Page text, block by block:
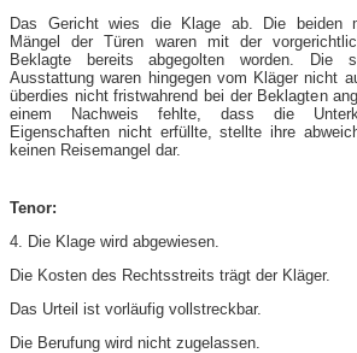
Das Gericht wies die Klage ab. Die beiden
Mängel der Türen waren mit der
Beklagte bereits abgegolten worden. Die
Ausstattung waren hingegen vom Kläger nicht
überdies nicht fristwahrend bei der Beklagten
einem Nachweis fehlte, dass die
Eigenschaften nicht erfüllte, stellte ihre
keinen Reisemangel dar.
Tenor:
4. Die Klage wird abgewiesen.
Die Kosten des Rechtsstreits trägt der Kläger.
Das Urteil ist vorläufig vollstreckbar.
Die Berufung wird nicht zugelassen.